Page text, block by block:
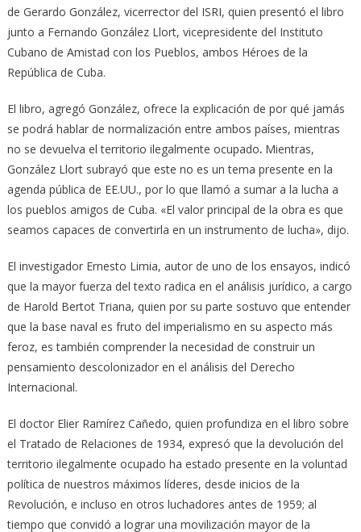
de Gerardo González, vicerrector del ISRI, quien presentó el libro
junto a Fernando González Llort, vicepresidente del Instituto
Cubano de Amistad con los Pueblos, ambos Héroes de la
República de Cuba.
El libro, agregó González, ofrece la explicación de por qué jamás
se podrá hablar de normalización entre ambos países, mientras
no se devuelva el territorio ilegalmente ocupado.Mientras,
González Llort subrayó que este no es un tema presente en la
agenda pública de EE.UU., por lo que llamó a sumar a la lucha a
los pueblos amigos de Cuba. «El valor principal de la obra es que
seamos capaces de convertirla en un instrumento de lucha», dijo.
El investigador Ernesto Limia, autor de uno de los ensayos, indicó
que la mayor fuerza del texto radica en el análisis jurídico, a cargo
de Harold Bertot Triana, quien por su parte sostuvo que entender
que la base naval es fruto del imperialismo en su aspecto más
feroz, es también comprender la necesidad de construir un
pensamiento descolonizador en el análisis del Derecho
Internacional.
El doctor Elier Ramírez Cañedo, quien profundiza en el libro sobre
el Tratado de Relaciones de 1934, expresó que la devolución del
territorio ilegalmente ocupado ha estado presente en la voluntad
política de nuestros máximos líderes, desde inicios de la
Revolución, e incluso en otros luchadores antes de 1959; al
tiempo que convidó a lograr una movilización mayor de la